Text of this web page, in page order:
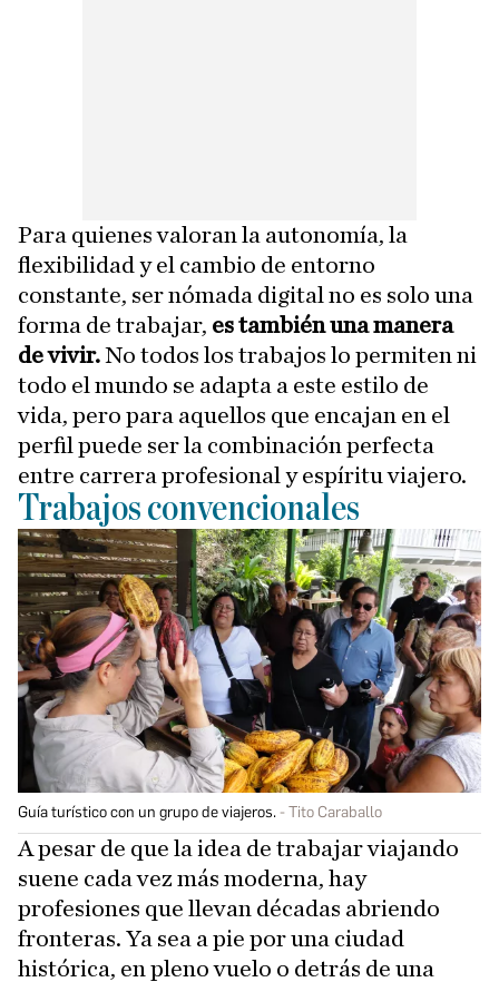
Para quienes valoran la autonomía, la
flexibilidad y el cambio de entorno
constante, ser nómada digital no es solo una
forma de trabajar, es también una manera
de vivir.No todos los trabajos lo permiten ni
todo el mundo se adapta a este estilo de
vida, pero para aquellos que encajan en el
perfil puede ser la combinación perfecta
entre carrera profesional y espíritu viajero.
Trabajos convencionales
Guía turístico con un grupo de viajeros. Tito Caraballo
A pesar de que la idea de trabajar viajando
suene cada vez más moderna, hay
profesiones que llevan décadas abriendo
fronteras. Ya sea a pie por una ciudad
histórica, en pleno vuelo o detrás de una